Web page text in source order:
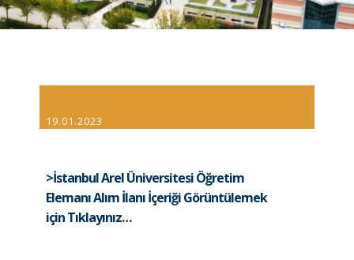
19.01.2023
>İstanbul Arel Üniversitesi Öğretim
Elemanı Alım İlanı İçeriği Görüntülemek
için Tıklayınız…